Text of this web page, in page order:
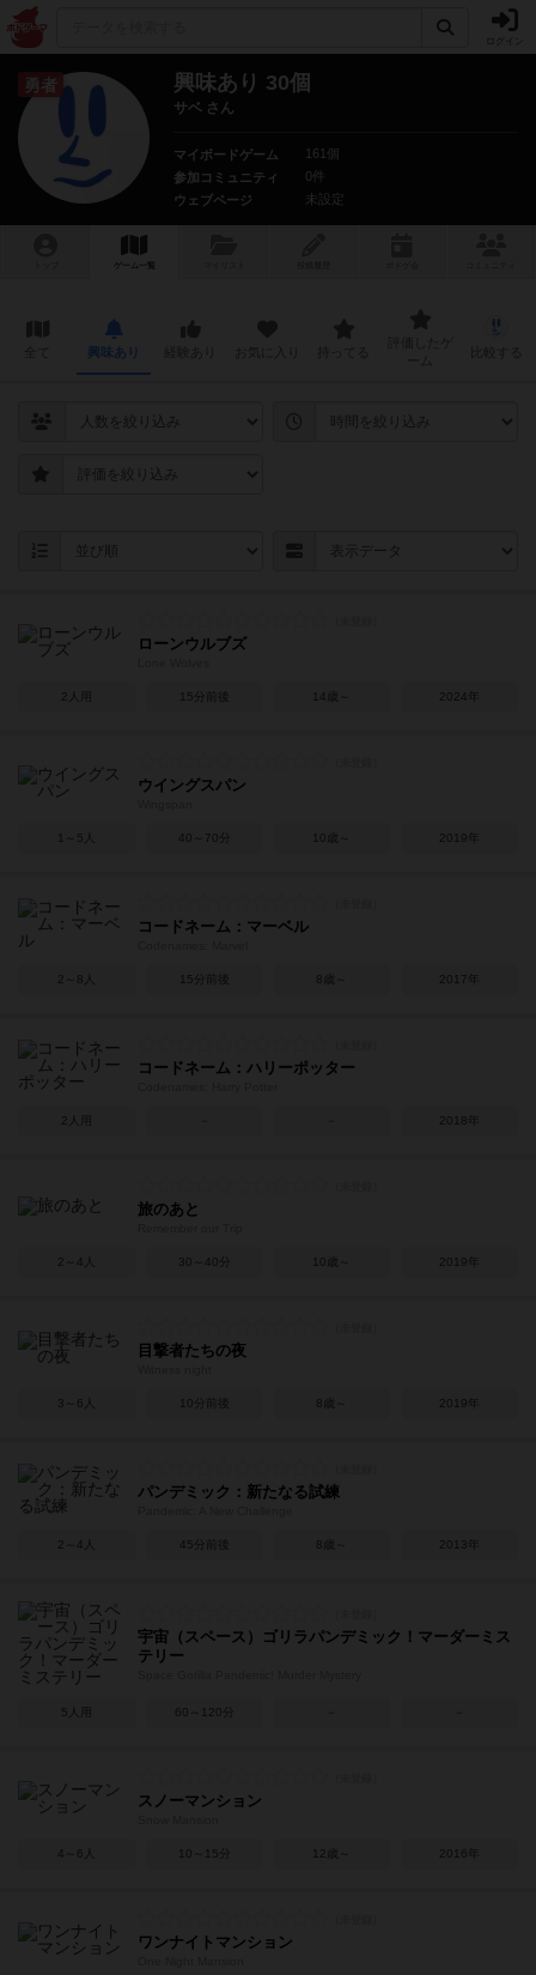
勇者 興味あり 30個
サベ さん
マイボードゲーム
161個
参加コミュニティ
0件
ウェブページ
未設定
ゲーム一覧
興味あり
ローンウルブズ
2人用 15分前後 14歳～ 2024年
ウイングスパン
1～5人 40～70分 10歳～ 2019年
コードネーム：マーベル
2～8人 15分前後 8歳～ 2017年
コードネーム：ハリーポッター
2人用 2018年
旅のあと
2～4人 30～40分 10歳～ 2019年
目撃者たちの夜
3～6人 10分前後 8歳～ 2019年
パンデミック：新たなる試練
2～4人 45分前後 8歳～ 2013年
宇宙（スペース）ゴリラパンデミック！マーダーミス
テリー
5人用 60～120分
スノーマンション
4～6人 10～15分 12歳～ 2016年
ワンナイトマンション